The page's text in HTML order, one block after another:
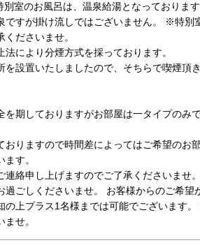
室のお風呂は、温泉給湯となっております
すが掛け流しではございません。 ※特別
ださいませ。
により分煙方式を採っております。
設置いたしましたので、そちらで喫煙頂
を期しておりますがお部屋は一タイプのみ
おりますので時間差によってはご希望のお
す。
連絡申し上げますのでご了承くださいませ
過ごしくださいませ。 お客様からのご希望
の上プラス1名様までは可能でございます。
せ。